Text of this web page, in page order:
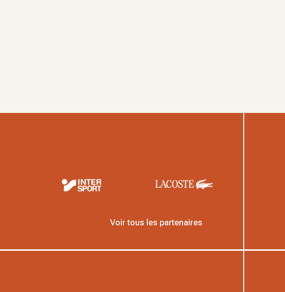
Voir tous les partenaires